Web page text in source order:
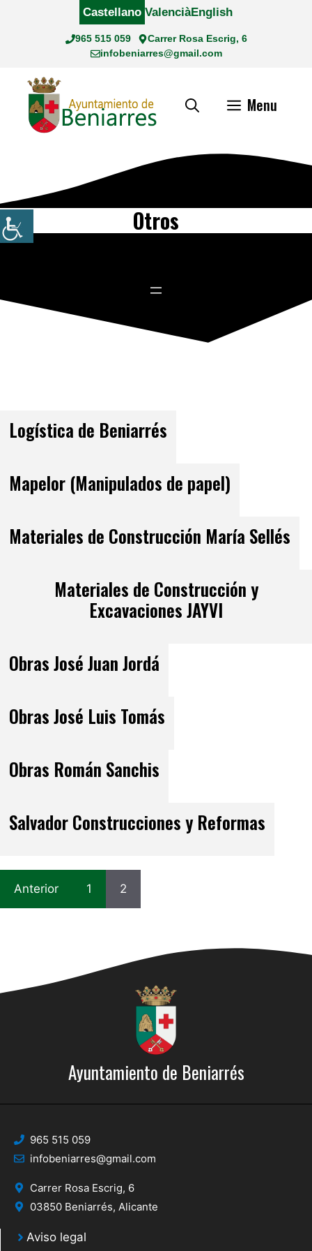
965 515 059
Carrer Rosa Escrig, 6
infobeniarres@gmail.com
Castellano ValenciàEnglish
Menu
Otros
Logística de Beniarrés
Mapelor (Manipulados de papel)
Materiales de Construcción María Sellés
Materiales de Construcción y
Excavaciones JAYVI
Obras José Juan Jordá
Obras José Luis Tomás
Obras Román Sanchis
Salvador Construcciones y Reformas
Anterior 1 2
Ayuntamiento de Beniarrés
965 515 059
infobeniarres@gmail.com
Carrer Rosa Escrig, 6
03850 Beniarrés, Alicante
Aviso legal